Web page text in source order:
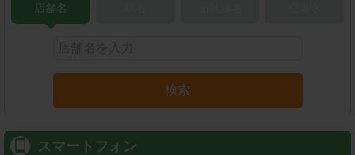
店舗名
検索
スマートフォン